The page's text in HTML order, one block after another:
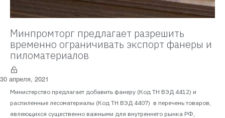
Минпромторг предлагает разрешить
временно ограничивать экспорт фанеры и
пиломатериалов
30 апреля, 2021
Министерство предлагает добавить фанеру (Код ТН ВЭД 4412) и
распиленные лесоматериалы (Код ТН ВЭД 4407) в перечень товаров,
являющихся существенно важными для внутреннего рынка РФ,